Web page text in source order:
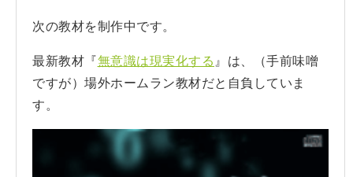
次の教材を制作中です。
最新教材『無意識は現実化する 』は、（手前味噌
ですが）場外ホームラン教材だと自負していま
す。